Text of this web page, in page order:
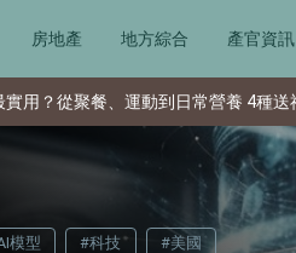
房地產 地方綜合 產官資訊
到日常營養 4種送禮選擇一次看
模型 #科技 #美國